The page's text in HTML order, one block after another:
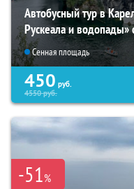
Автобусный тур в
Рускеала и водопады»
Сенная площадь
450 руб.
4550руб.
-51%